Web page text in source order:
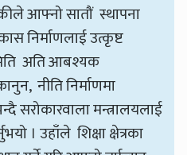
आफ्नो सातौं स्थापना
निर्माणलाई उत्कृष्ट
अति आबश्यक
नीति निर्माणमा
सरोकारवाला मन्त्रालयलाई
। उहाँले शिक्षा क्षेत्रका